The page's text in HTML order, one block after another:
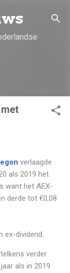
verlaagde
als 2019 het
want het AEX-
derde tot €0,08
ex-dividend.
verder
als in 2019